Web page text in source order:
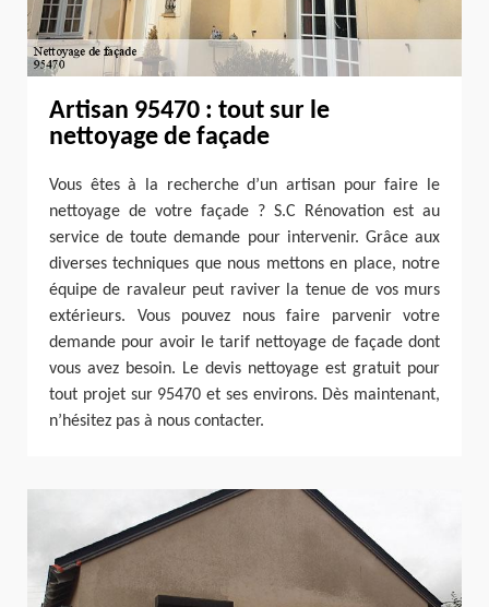
Artisan 95470 : tout sur le
nettoyage de façade
Vous êtes à la recherche d’un artisan pour faire le
nettoyage de votre façade ? S.C Rénovation est au
service de toute demande pour intervenir. Grâce aux
diverses techniques que nous mettons en place, notre
équipe de ravaleur peut raviver la tenue de vos murs
extérieurs. Vous pouvez nous faire parvenir votre
demande pour avoir le tarif nettoyage de façade dont
vous avez besoin. Le devis nettoyage est gratuit pour
tout projet sur 95470 et ses environs. Dès maintenant,
n’hésitez pas à nous contacter.